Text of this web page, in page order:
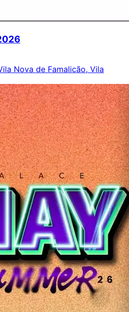
Nova de Famalicão, Vila